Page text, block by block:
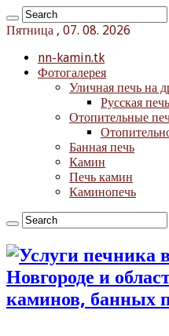
Пятница , 07. 08. 2026
nn-kamin.tk
Фотогалерея
Уличная печь на
Русская печь
Отопительные
Банная печь
Камин
Печь камин
Каминопечь
Новгороде и
каминов, банных